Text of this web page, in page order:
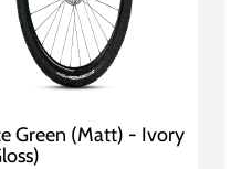
Green (Matt) - Ivory